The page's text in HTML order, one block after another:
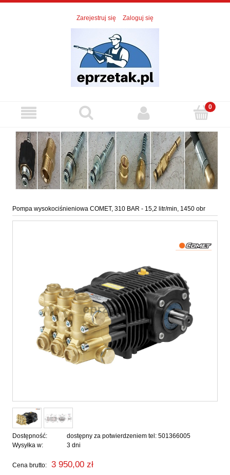
Zarejestruj się Zaloguj się
Pompa wysokociśnieniowa COMET, 310 BAR - 15,2 litr/min, 1450 obr
Dostępność:
dostępny za potwierdzeniem tel: 501366005
Wysyłka w:
3 dni
Cena brutto: 3 950,00 zł